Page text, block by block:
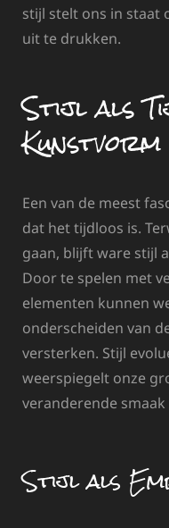
stijl stelt ons in staat
uit te drukken.
Stijl als
Kunstvorm
Een van de meest
dat het tijdloos is.
gaan, blijft ware stijl
Door te spelen met
elementen kunnen
onderscheiden van
versterken. Stijl
weerspiegelt onze
veranderende
Stijl als